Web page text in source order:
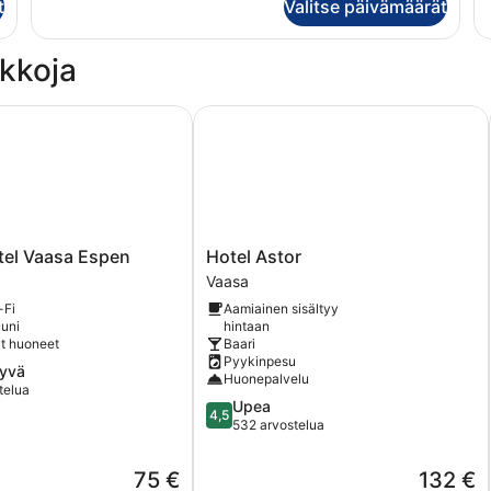
makuuhuone
(Bruno)
Valitse päivämäärät
1
Vaasa Espen
Fi
huoneet
Hinta
75 €
Espen
Hotel
Astor
Vaasa
Hotel Astor
Vaasa
Aamiainen sisältyy
hintaan
Baari
Pyykinpesu
Huonepalvelu
4.5
kautta
4,5 Upea
532 arvostelua
Hinta
132 €
Hotel Astor